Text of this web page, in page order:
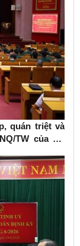
quán triệt và
TW của Bộ